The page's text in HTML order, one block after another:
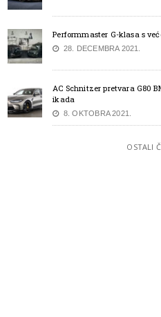
Performmaster G-klasa s
28. DECEMBRA 2021.
AC Schnitzer pretvara G80
ikada
8. OKTOBRA 2021.
OSTALI